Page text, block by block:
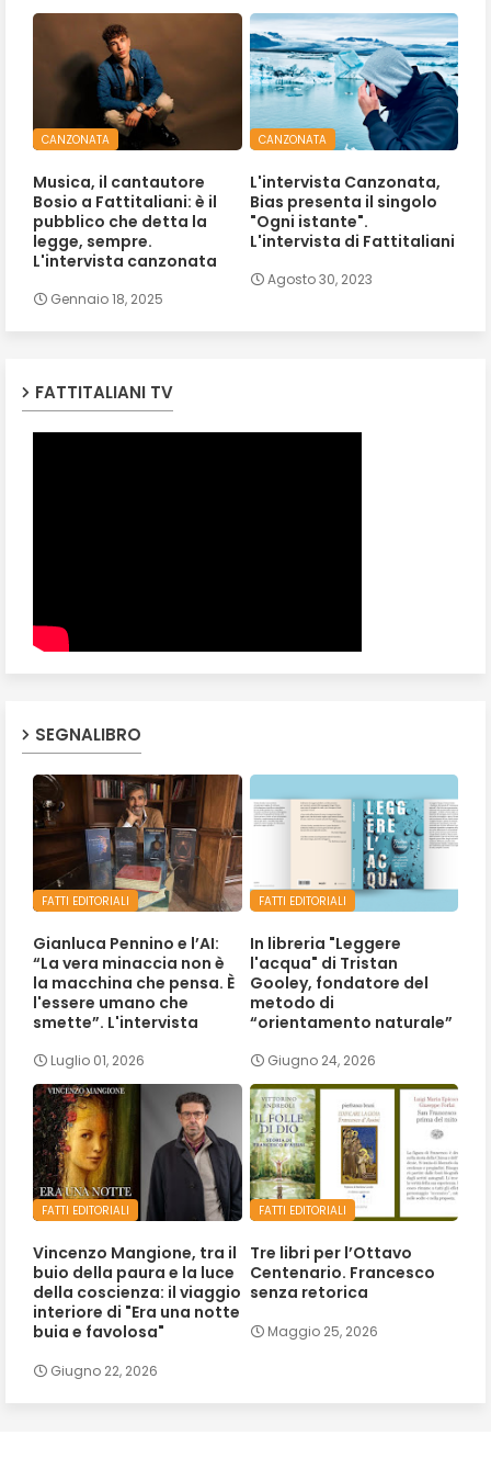
CANZONATA
Musica, il cantautore
Bosio a Fattitaliani: è il
pubblico che detta la
legge, sempre.
L'intervista canzonata
Gennaio 18, 2025
CANZONATA
L'intervista Canzonata,
Bias presenta il singolo
"Ogni istante".
L'intervista di Fattitaliani
Agosto 30, 2023
FATTITALIANI TV
SEGNALIBRO
FATTI EDITORIALI
Gianluca Pennino e l’AI:
“La vera minaccia non è
la macchina che pensa. È
l'essere umano che
smette”. L'intervista
Luglio 01, 2026
FATTI EDITORIALI
In libreria "Leggere
l'acqua" di Tristan
Gooley, fondatore del
metodo di
“orientamento naturale”
Giugno 24, 2026
FATTI EDITORIALI
Vincenzo Mangione, tra il
buio della paura e la luce
della coscienza: il viaggio
interiore di "Era una notte
buia e favolosa"
Giugno 22, 2026
FATTI EDITORIALI
Tre libri per l’Ottavo
Centenario. Francesco
senza retorica
Maggio 25, 2026